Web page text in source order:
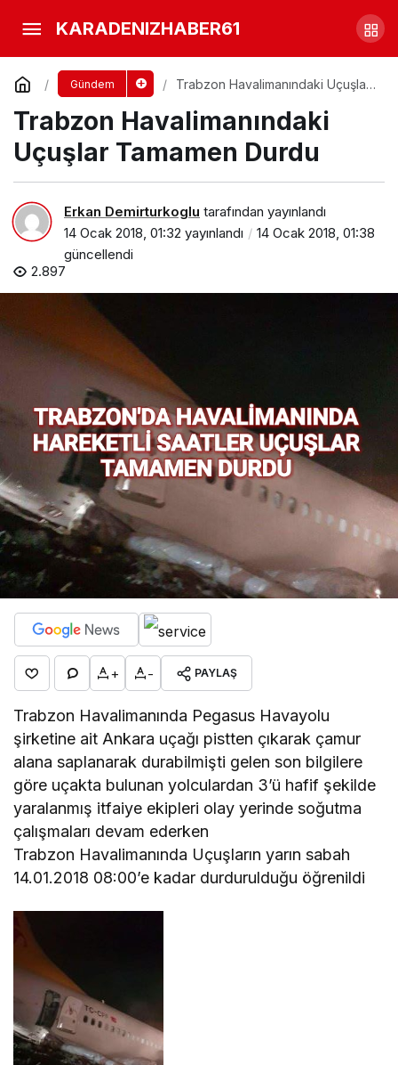
KARADENIZHABER61
Gündem
Trabzon Havalimanındaki Uçuşlar
Trabzon Havalimanındaki
Uçuşlar Tamamen Durdu
Erkan Demirturkoglu tarafından yayınlandı
14 Ocak 2018, 01:32 yayınlandı
14 Ocak 2018, 01:38
güncellendi
2.897
+ - PAYLAŞ
Trabzon Havalimanında Pegasus Havayolu
şirketine ait Ankara uçağı pistten çıkarak çamur
alana saplanarak durabilmişti gelen son bilgilere
göre uçakta bulunan yolculardan 3’ü hafif şekilde
yaralanmış itfaiye ekipleri olay yerinde soğutma
çalışmaları devam ederken
Trabzon Havalimanında Uçuşların yarın sabah
14.01.2018 08:00’e kadar durdurulduğu öğrenildi
Trabzon Hava Alanında Uçak
pistten Çıktı
Yorum Yap